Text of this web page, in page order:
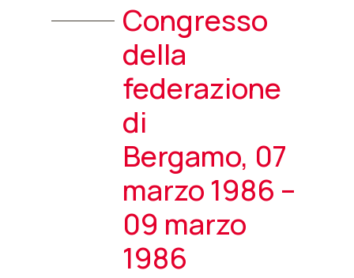
Congresso
della
federazione
di
Bergamo, 07
marzo 1986 –
09 marzo
1986